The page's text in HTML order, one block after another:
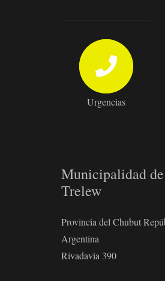
Urgencias
Municipalidad de
Trelew
Provincia del Chubut
Argentina
Rivadavia 390